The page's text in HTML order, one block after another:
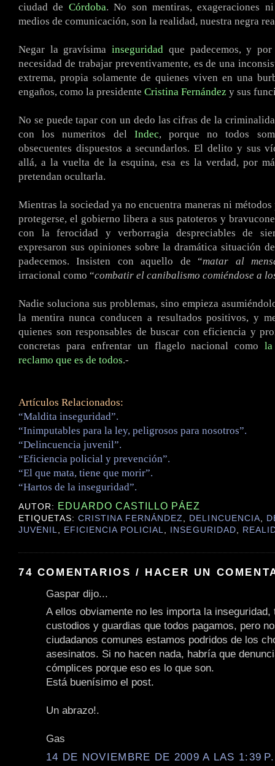
ciudad de Córdoba. No son mentiras, exageraciones
medios de comunicación, son la realidad, nuestra negra
Negar la gravísimainseguridad que padecemos, y
necesidad de trabajar preventivamente, es de una
extrema, propia solamente de quienes viven en una
engaños, como la presidente Cristina Fernández y sus
No se puede tapar con un dedo las cifras de la
con los numeritos del Indec, porque no todos
obsecuentes dispuestos a secundarlos. El delito y sus
allá, a la vuelta de la esquina, esa es la verdad, por
pretendan ocultarla.
Mientras la sociedad ya no encuentra maneras ni métodos
protegerse, el gobierno libera a sus patoteros y
con la ferocidad y verborragia despreciables de
expresaron sus opiniones sobre la dramática situación
padecemos. Insisten con aquello de “matar al
irracional como “combatir el canibalismo comiéndose a
Nadie soluciona sus problemas, sino empieza
la mentira nunca conducen a resultados positivos, y
quienes son responsables de buscar con eficiencia y
concretas para enfrentar un flagelo nacional como
reclamo que es de todos.-
Artículos Relacionados:
“Maldita inseguridad”.
“Inimputables para la ley, peligrosos para nosotros”.
“Delincuencia juvenil”.
“Eficiencia policial y prevención”.
“El que mata, tiene que morir”.
“Hartos de la inseguridad”.
AUTOR: EDUARDO CASTILLO PÁEZ
ETIQUETAS:CRISTINA FERNÁNDEZ, DELINCUENCIA,
JUVENIL, EFICIENCIA POLICIAL, INSEGURIDAD,
74 COMENTARIOS / HACER UN
Gaspar dijo...
A ellos obviamente no les importa la inseguridad,
custodios y guardias que todos pagamos, pero
ciudadanos comunes estamos podridos de los
asesinatos. Si no hacen nada, habría que
cómplices porque eso es lo que son.
Está buenísimo el post.
Un abrazo!.
Gas
14 DE NOVIEMBRE DE 2009 A LAS 1:39